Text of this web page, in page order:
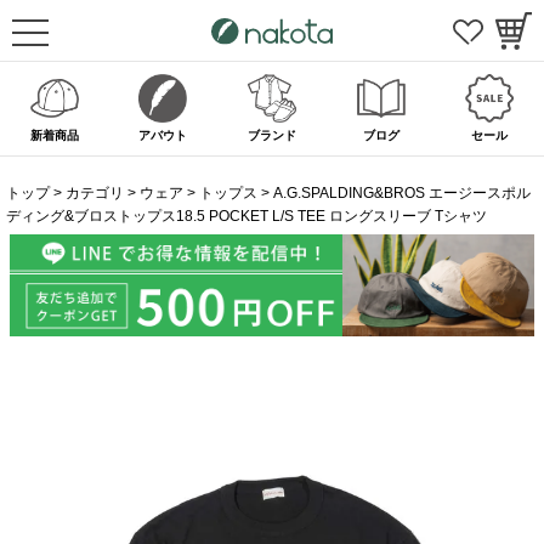
新着商品 アバウト ブランド ブログ セール
トップ カテゴリ ウェア トップス
A.G.SPALDING&BROS エージースポル
ディング&ブロストップス18.5 POCKET L/S TEE ロングスリーブ Tシャツ